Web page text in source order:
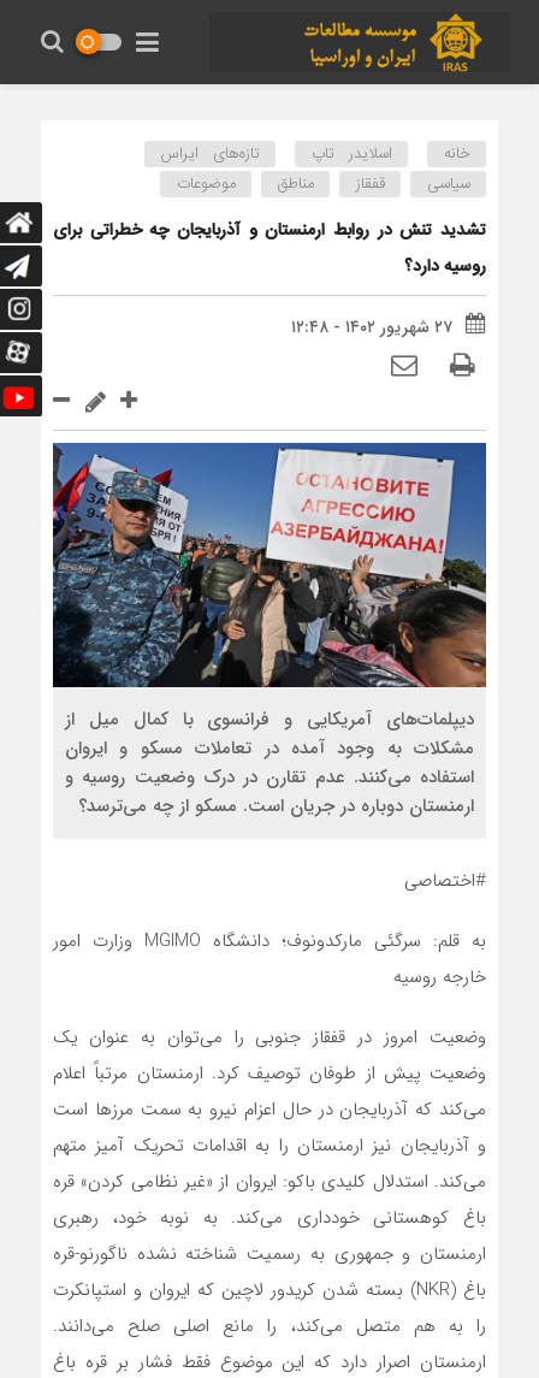
خانه اسلایدر تاپ
تازه‌های ایراس
سیاسی
قفقاز مناطق موضوعات
تشدید تنش در روابط ارمنستان و آذربایجان چه خطراتی برای
روسیه دارد؟
۲۷ شهریور ۱۴۰۲ - ۱۲:۴۸
دیپلمات‌های آمریکایی و فرانسوی با کمال میل از
مشکلات به وجود آمده در تعاملات مسکو و ایروان
استفاده‌ می‌کنند. عدم تقارن در درک وضعیت روسیه و
ارمنستان دوباره در جریان است. مسکو از چه‌ می‌ترسد؟
#اختصاصی
به قلم: سرگئی مارکدونوف؛ دانشگاه MGIMO وزارت امور
خارجه روسیه
وضعیت امروز در قفقاز جنوبی را‌ می‌توان به عنوان یک
وضعیت پیش از طوفان توصیف کرد. ارمنستان مرتباً اعلام‌
می‌کند که آذربایجان در حال اعزام نیرو به سمت مرزها است
و آذربایجان نیز ارمنستان را به اقدامات تحریک آمیز متهم‌
می‌کند. استدلال کلیدی باکو: ایروان از «غیر نظامی کردن» قره
باغ کوهستانی خودداری‌ می‌کند. به نوبه خود، رهبری
ارمنستان و جمهوری به رسمیت شناخته نشده ناگورنو-قره
باغ (NKR) بسته شدن کریدور لاچین که ایروان و استپانکرت
را به هم متصل‌ می‌کند، را مانع اصلی صلح‌ می‌دانند.
ارمنستان اصرار دارد که این موضوع فقط فشار بر قره باغ